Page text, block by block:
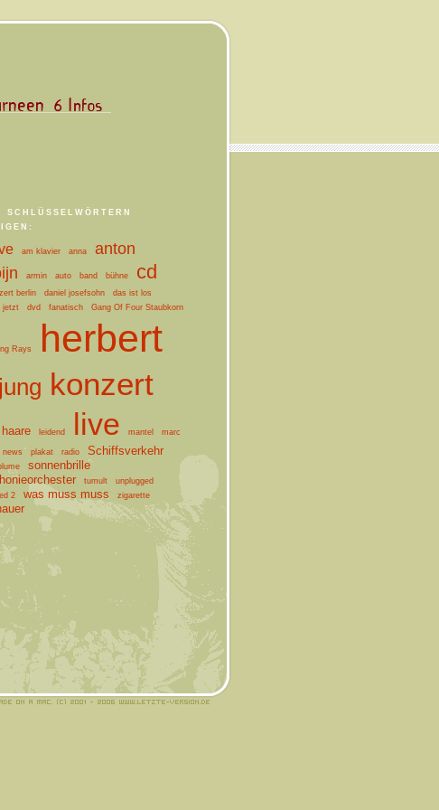
SCHLÜSSELWÖRTERN
am klavier anna
anton
armin auto band bühne cd
berlin daniel josefsohn
das ist los
jetzt
dvd fanatisch Gang Of Four Staubkorn
Rays herbert
jung konzert
leidend live mantel marc
news plakat radio Schiffsverkehr
sonnenbrille
tumult
unplugged
2
was muss muss zigarette